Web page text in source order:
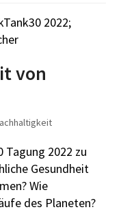
von
Tagung 2022 zu
Gesundheit
Wie
des Planeten?